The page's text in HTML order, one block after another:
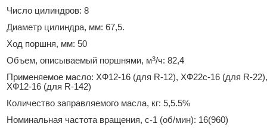
Число цилиндров: 8
Диаметр цилиндра, мм: 67,5.
Ход поршня, мм: 50
Объем, описываемый поршнями, м3/ч: 82,4
Применяемое масло: ХФ12-16 (для R-12), ХФ22с-16 (для R-22),
ХФ12-16 (для R-142)
Количество заправляемого масла, кг: 5,5.5%
Номинальная частота вращения, с-1 (об/мин): 16(960)